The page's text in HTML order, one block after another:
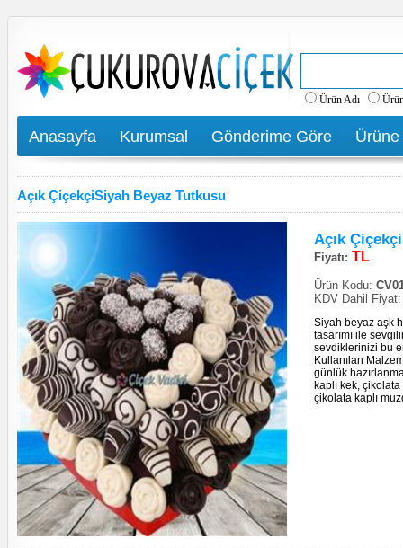
Ürün Adı
Anasayfa Kurumsal Gönderime Göre
Açık ÇiçekçiSiyah Beyaz Tutkusu
Açık
Fiyatı: TL
Ürün Kodu:
KDV Dahil
Siyah beyaz aşk
tasarımı ile
sevdiklerinizi bu
Kullanılan
günlük
kaplı kek,
çikolata kaplı